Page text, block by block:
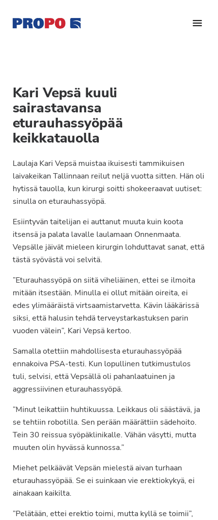
pääsisältöön
ensisijaiseen
sivupalkkiin
alatunnisteeseen
Suomen
eturauhassyöpäyhdistys
Ry
potilasjärjestö,
on
perustettu
vuonna
Yhdistys
on
Suomen
Syöpäyhdistyksen
Kari Vepsä kuuli
sairastavansa
eturauhassyöpää
keikkatauolla
Laulaja Kari Vepsä muistaa ikuisesti tammikuisen
laivakeikan Tallinnaan reilut neljä vuotta sitten. Hän oli
hytissä tauolla, kun kirurgi soitti shokeeraavat uutiset:
sinulla on eturauhassyöpä.
Esiintyvän taitelijan ei auttanut muuta kuin koota
itsensä ja palata lavalle laulamaan Onnenmaata.
Vepsälle jäivät mieleen kirurgin lohduttavat sanat, että
tästä syövästä voi selvitä.
”Eturauhassyöpä on siitä viheliäinen, ettei se ilmoita
mitään itsestään. Minulla ei ollut mitään oireita, ei
edes ylimääräistä virtsaamistarvetta. Kävin lääkärissä
siksi, että halusin tehdä terveystarkastuksen parin
vuoden välein”, Kari Vepsä kertoo.
Samalla otettiin mahdollisesta eturauhassyöpää
ennakoiva PSA-testi. Kun lopullinen tutkimustulos
tuli, selvisi, että Vepsällä oli pahanlaatuinen ja
aggressiivinen eturauhassyöpä.
”Minut leikattiin huhtikuussa. Leikkaus oli säästävä, ja
se tehtiin robotilla. Sen perään määrättiin sädehoito.
Tein 30 reissua syöpäklinikalle. Vähän väsytti, mutta
muuten olin hyvässä kunnossa.”
Miehet pelkäävät Vepsän mielestä aivan turhaan
eturauhassyöpää. Se ei suinkaan vie erektiokykyä, ei
ainakaan kaikilta.
”Pelätään, ettei erektio toimi, mutta kyllä se toimii”,